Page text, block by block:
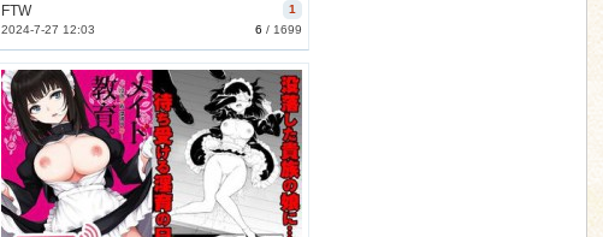
1
FTW
6 / 1699
2024-7-27 12:03